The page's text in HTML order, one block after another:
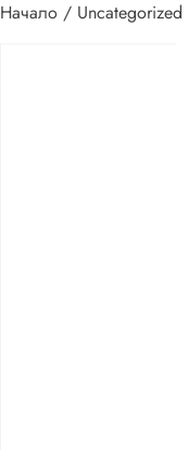
Начало / Uncategorized